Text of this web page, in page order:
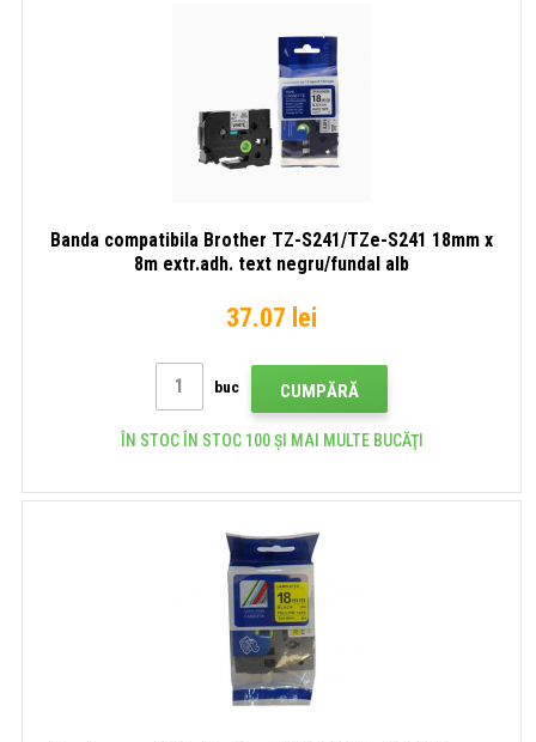
Banda compatibila Brother TZ-S241/TZe-S241 18mm x
8m extr.adh. text negru/fundal alb
37.07 lei
buc CUMPĂRĂ
ÎN STOC ÎN STOC 100 ȘI MAI MULTE BUCĂŢI